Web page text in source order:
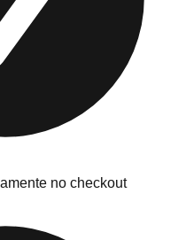
no checkout